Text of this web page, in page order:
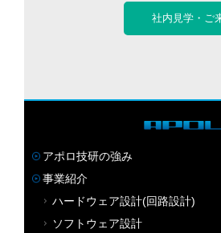
社内見学・ご
アポロ技研の強み
事業紹介
ハードウェア設計(回路設計)
ソフトウェア設計